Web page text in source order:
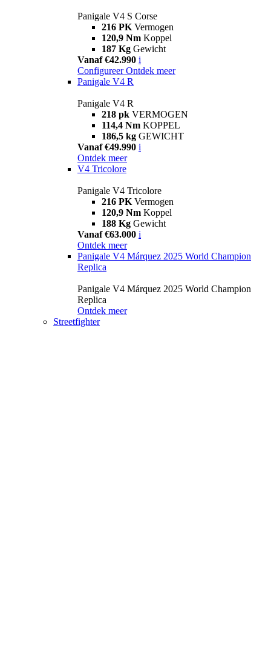
Panigale V4 S Corse
216 PK Vermogen
120,9 Nm Koppel
187 Kg Gewicht
Vanaf €42.990 i
Configureer Ontdek meer
Panigale V4 R
Panigale V4 R
218 pk VERMOGEN
114,4 Nm KOPPEL
186,5 kg GEWICHT
Vanaf €49.990 i
Ontdek meer
V4 Tricolore
Panigale V4 Tricolore
216 PK Vermogen
120,9 Nm Koppel
188 Kg Gewicht
Vanaf €63.000 i
Ontdek meer
Panigale V4 Márquez 2025 World Champion
Replica
Panigale V4 Márquez 2025 World Champion
Replica
Ontdek meer
Streetfighter